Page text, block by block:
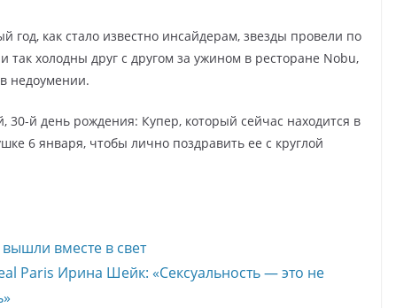
год, как стало известно инсайдерам, звезды провели по
так холодны друг с другом за ужином в ресторане Nobu,
недоумении.
30-й день рождения: Купер, который сейчас находится в
6 января, чтобы лично поздравить ее с круглой
вместе в свет
Paris Ирина Шейк: «Сексуальность — это не